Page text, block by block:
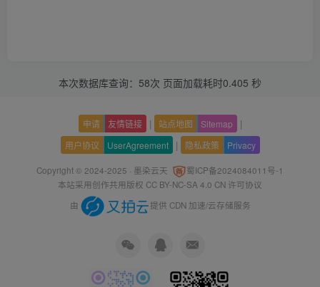
本次数据库查询：58次 页面加载耗时0.405 秒
申请 友情链接 | 站点地图 Sitemap |
用户协议 UserAgreement | 隐私政策 Privacy
Copyright © 2024-2025 · 墨染云天
蜀ICP备2024084011号-1
本站采用创作共用版权 CC BY-NC-SA 4.0 CN 许可协议
由
提供 CDN 加速/云存储服务